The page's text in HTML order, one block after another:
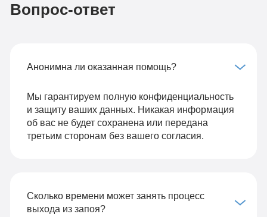
Вопрос-ответ
Анонимна ли оказанная помощь?
Мы гарантируем полную конфиденциальность
и защиту ваших данных. Никакая информация
об вас не будет сохранена или передана
третьим сторонам без вашего согласия.
Сколько времени может занять процесс
выхода из запоя?